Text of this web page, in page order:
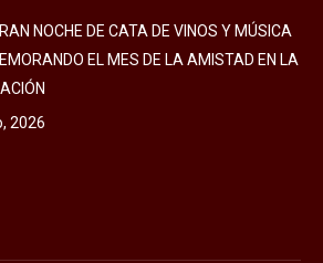
NOCHE DE CATA DE VINOS Y MÚSICA
EL MES DE LA AMISTAD EN LA
2026